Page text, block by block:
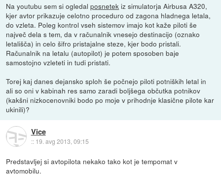
Na youtubu sem si ogledalposnetek iz simulatorja Airbusa A320,
kjer avtor prikazuje celotno proceduro od zagona hladnega letala,
do vzleta. Poleg kontrol vseh sistemov imajo kot kaže piloti še
največ dela s tem, da v računalnik vnesejo destinacijo (oznako
letališča) in celo šifro pristajalne steze, kjer bodo pristali.
Računalnik na letalu (autopilot) je potem sposoben baje
samostojno vzleteti in tudi pristati.
Torej kaj danes dejansko sploh še počnejo piloti potniških letal in
ali so oni v kabinah res samo zaradi boljšega občutka potnikov
(kakšni nizkocenovniki bodo po moje v prihodnje klasične pilote kar
ukinili)?
Vice
:: 19. avg 2013, 09:15
Predstavljej si avtopilota nekako tako kot je tempomat v
avtomobilu.